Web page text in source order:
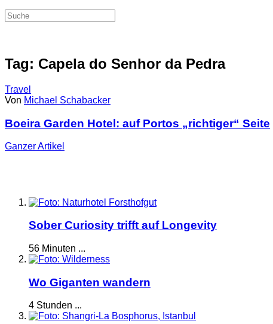
Tag: Capela do Senhor da Pedra
Travel
Von Michael Schabacker
Boeira Garden Hotel: auf Portos „richtiger“ Seite
GanzerArtikel
Sober Curiosity trifft auf Longevity
56 Minuten ...
Wo Giganten wandern
4 Stunden ...